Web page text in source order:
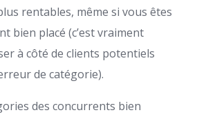
rentables, même si vous êtes
bien placé (c’est vraiment
à côté de clients potentiels
de catégorie).
des concurrents bien